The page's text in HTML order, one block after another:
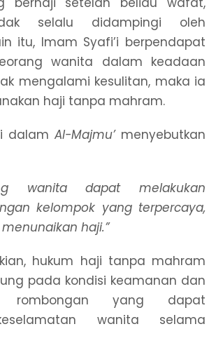
selalu didampingi oleh
itu, Imam Syafi’i berpendapat
wanita dalam keadaan
mengalami kesulitan, maka ia
haji tanpa mahram.
dalam Al-Majmu’menyebutkan
wanita dapat melakukan
kelompok yang terpercaya,
haji.”
hukum haji tanpa mahram
pada kondisi keamanan dan
rombongan yang dapat
wanita selama